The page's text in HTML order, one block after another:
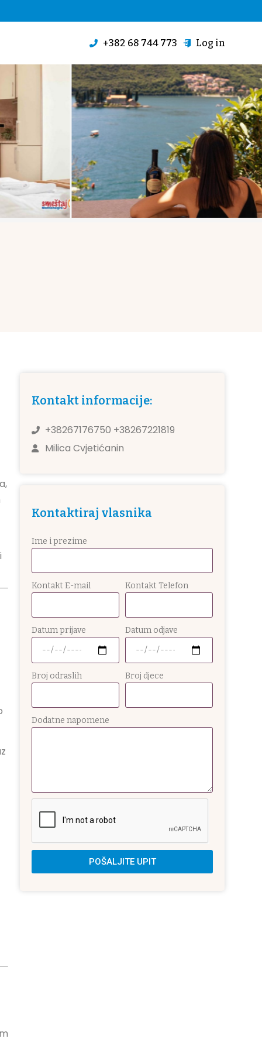
+382 68 744 773 Log in
Kontakt informacije:
+38267176750 +38267221819
Milica Cvjetićanin
Kontaktiraj vlasnika
Ime i prezime
Kontakt E-mail Kontakt Telefon
Datum prijave Datum odjave
Broj odraslih Broj djece
Dodatne napomene
POŠALJITE UPIT